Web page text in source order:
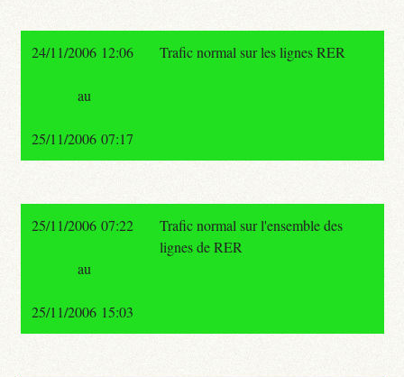
24/11/2006 12:06 Trafic normal sur les lignes RER
au
25/11/2006 07:17
25/11/2006 07:22
Trafic normal sur l'ensemble des
lignes de RER
au
25/11/2006 15:03